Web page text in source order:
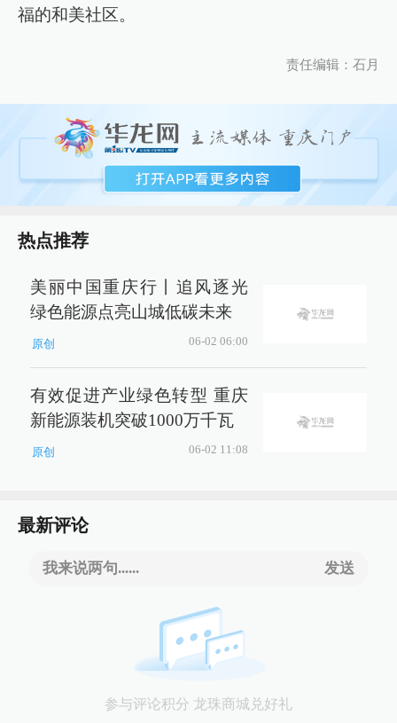
福的和美社区。
责任编辑：石月
热点推荐
美丽中国重庆行丨追风逐光
绿色能源点亮山城低碳未来
原创 06-02 06:00
有效促进产业绿色转型 重庆
新能源装机突破1000万千瓦
原创 06-02 11:08
最新评论
我来说两句...... 发送
参与评论积分 龙珠商城兑好礼